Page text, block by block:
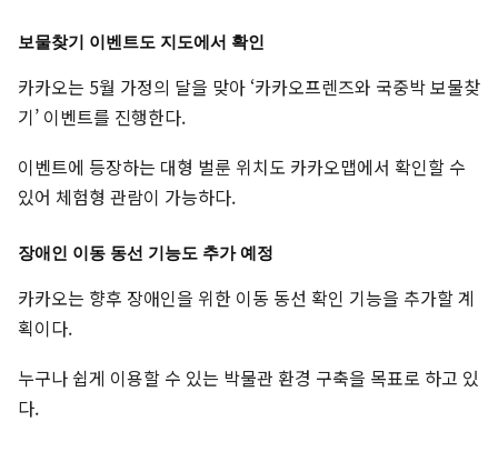
보물찾기 이벤트도 지도에서 확인
카카오는 5월 가정의 달을 맞아 ‘카카오프렌즈와 국중박 보물찾
기’ 이벤트를 진행한다.
이벤트에 등장하는 대형 벌룬 위치도 카카오맵에서 확인할 수
있어 체험형 관람이 가능하다.
장애인 이동 동선 기능도 추가 예정
카카오는 향후 장애인을 위한 이동 동선 확인 기능을 추가할 계
획이다.
누구나 쉽게 이용할 수 있는 박물관 환경 구축을 목표로 하고 있
다.